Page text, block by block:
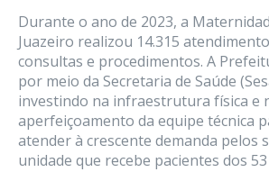
Durante o ano de 2023, a
Juazeiro realizou 14.315
consultas e procedimentos. A
por meio da Secretaria de Saúde
investindo na infraestrutura física e
aperfeiçoamento da equipe técnica
atender à crescente demanda pelos
unidade que recebe pacientes dos